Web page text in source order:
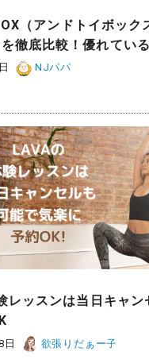
（アンドトイボック
徹底比較！優れてい
NJパパ
レッスンは当日キャ
日 欲張りだぁー子